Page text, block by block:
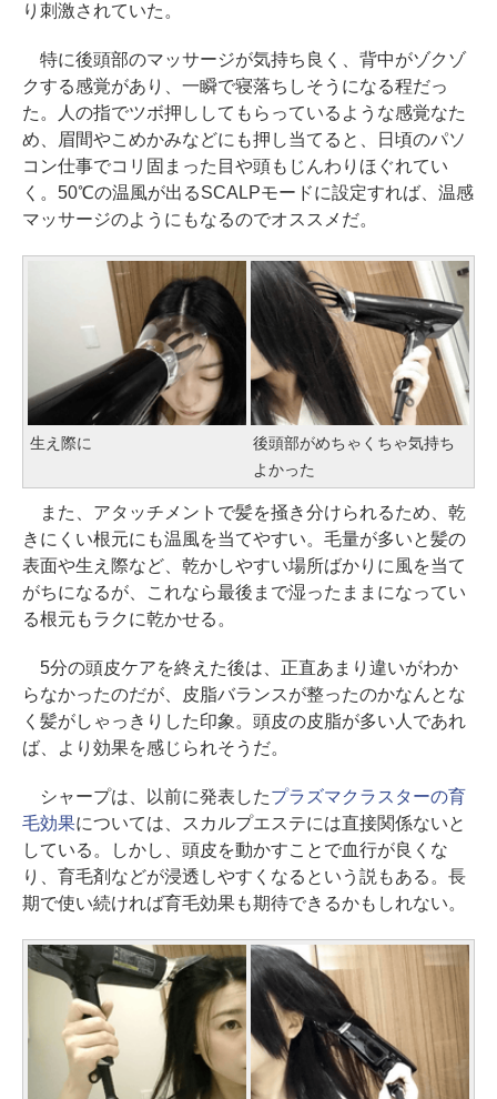
り刺激されていた。
特に後頭部のマッサージが気持ち良く、背中がゾクゾ
クする感覚があり、一瞬で寝落ちしそうになる程だっ
た。人の指でツボ押ししてもらっているような感覚なた
め、眉間やこめかみなどにも押し当てると、日頃のパソ
コン仕事でコリ固まった目や頭もじんわりほぐれてい
く。50℃の温風が出るSCALPモードに設定すれば、温感
マッサージのようにもなるのでオススメだ。
生え際に
後頭部がめちゃくちゃ気持ち
よかった
また、アタッチメントで髪を掻き分けられるため、乾
きにくい根元にも温風を当てやすい。毛量が多いと髪の
表面や生え際など、乾かしやすい場所ばかりに風を当て
がちになるが、これなら最後まで湿ったままになってい
る根元もラクに乾かせる。
5分の頭皮ケアを終えた後は、正直あまり違いがわか
らなかったのだが、皮脂バランスが整ったのかなんとな
く髪がしゃっきりした印象。頭皮の皮脂が多い人であれ
ば、より効果を感じられそうだ。
シャープは、以前に発表したプラズマクラスターの育
毛効果については、スカルプエステには直接関係ないと
している。しかし、頭皮を動かすことで血行が良くな
り、育毛剤などが浸透しやすくなるという説もある。長
期で使い続ければ育毛効果も期待できるかもしれない。